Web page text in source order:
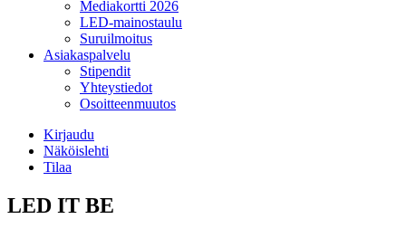
Mediakortti 2026
LED-mainostaulu
Suruilmoitus
Asiakaspalvelu
Stipendit
Yhteystiedot
Osoitteenmuutos
Kirjaudu
Näköislehti
Tilaa
LED IT BE